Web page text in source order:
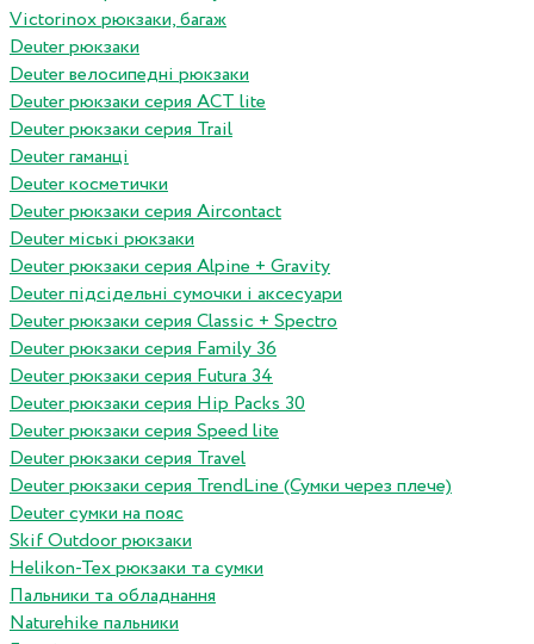
Victorinox рюкзаки, багаж
Deuter рюкзаки
Deuter велосипедні рюкзаки
Deuter рюкзаки серия ACT lite
Deuter рюкзаки серия Trail
Deuter гаманці
Deuter косметички
Deuter рюкзаки серия Aircontact
Deuter міські рюкзаки
Deuter рюкзаки серия Alpine + Gravity
Deuter підсідельні сумочки і аксесуари
Deuter рюкзаки серия Classic + Spectro
Deuter рюкзаки серия Family 36
Deuter рюкзаки серия Futura 34
Deuter рюкзаки серия Hip Packs 30
Deuter рюкзаки серия Speed lite
Deuter рюкзаки серия Travel
Deuter рюкзаки серия TrendLine (Сумки через плече)
Deuter сумки на пояс
Skif Outdoor рюкзаки
Helikon-Tex рюкзаки та сумки
Пальники та обладнання
Naturehike пальники